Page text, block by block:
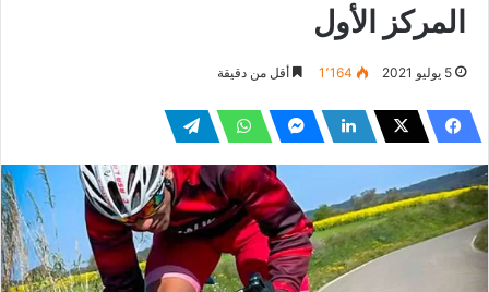
المركز الأول
5 يوليو 2021 1٬164 أقل من دقيقة